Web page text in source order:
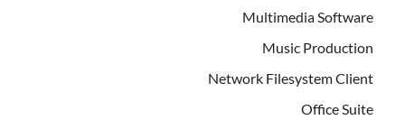
Multimedia Software
Music Production
Network Filesystem Client
Office Suite